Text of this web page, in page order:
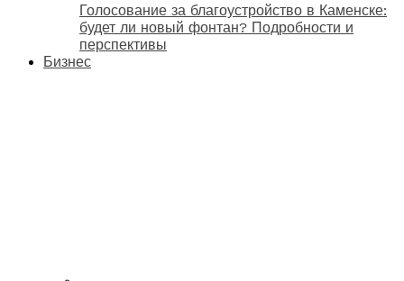
Голосование за благоустройство в Каменске:
будет ли новый фонтан? Подробности и
перспективы
Бизнес